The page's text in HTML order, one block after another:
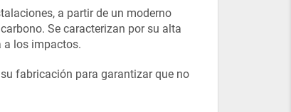
a partir de un moderno
Se caracterizan por su alta
a los impactos.
fabricación para garantizar que no